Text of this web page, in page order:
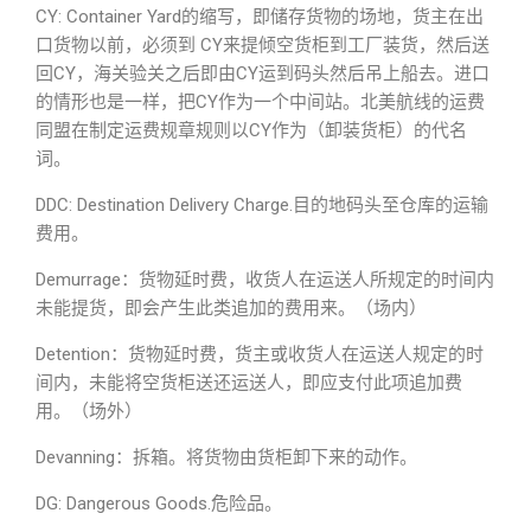
CY: Container Yard的缩写，即储存货物的场地，货主在出
口货物以前，必须到 CY来提倾空货柜到工厂装货，然后送
回CY，海关验关之后即由CY运到码头然后吊上船去。进口
的情形也是一样，把CY作为一个中间站。北美航线的运费
同盟在制定运费规章规则以CY作为（卸装货柜）的代名
词。
DDC: Destination Delivery Charge.目的地码头至仓库的运输
费用。
Demurrage：货物延时费，收货人在运送人所规定的时间内
未能提货，即会产生此类追加的费用来。（场内）
Detention：货物延时费，货主或收货人在运送人规定的时
间内，未能将空货柜送还运送人，即应支付此项追加费
用。（场外）
Devanning：拆箱。将货物由货柜卸下来的动作。
DG: Dangerous Goods.危险品。